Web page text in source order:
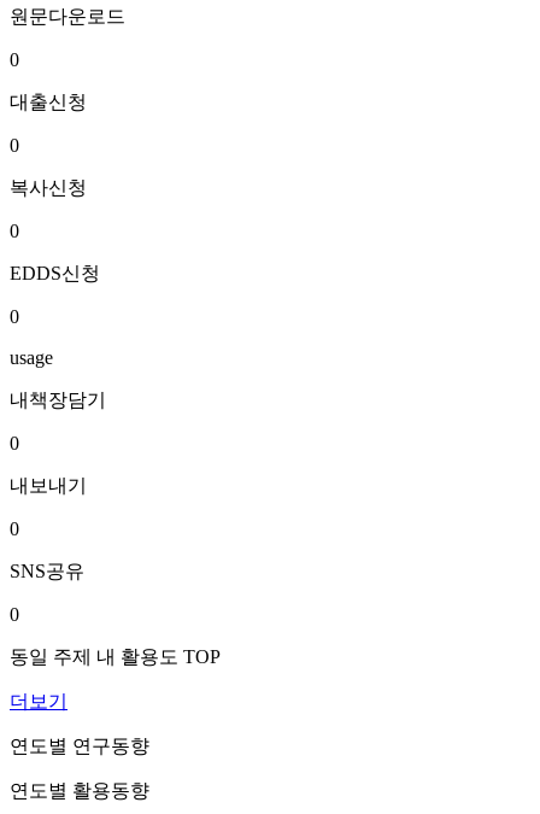
원문다운로드
0
대출신청
0
복사신청
0
EDDS신청
0
usage
내책장담기
0
내보내기
0
SNS공유
0
동일 주제 내 활용도 TOP
더보기
연도별 연구동향
연도별 활용동향